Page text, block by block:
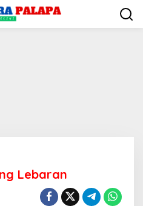
Lebaran